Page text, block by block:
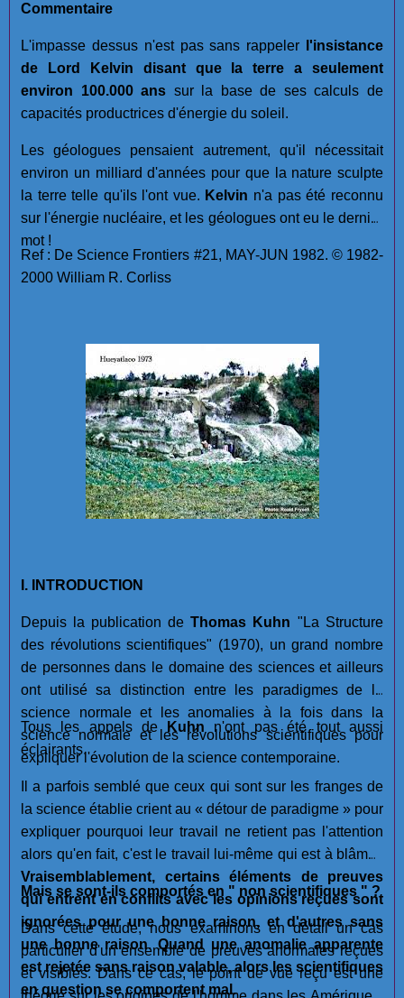
Commentaire
L'impasse dessus n'est pas sans rappeler
l'insistance
de Lord Kelvin disant que la terre a seulement
environ 100.000 ans sur la base de ses calculs de
capacités productrices d'énergie du soleil.
Les géologues pensaient autrement, qu'il nécessitait
environ un milliard d'années pour que la nature sculpte
la terre telle qu'ils l'ont vue. Kelvin n'a pas été reconnu
sur l'énergie nucléaire, et les géologues ont eu le dernier
mot !
Ref : De Science Frontiers #21, MAY-JUN 1982. © 1982-
2000 William R. Corliss
I. INTRODUCTION
Depuis la publication de Thomas Kuhn "La Structure
des révolutions scientifiques" (1970), un grand nombre
de personnes dans le domaine des sciences et ailleurs
ont utilisé sa distinction entre les paradigmes de la
science normale et les anomalies à la fois dans la
science normale et les révolutions scientifiques pour
expliquer l'évolution de la science contemporaine.
Tous les appels de Kuhn n'ont pas été tout aussi
éclairants.
Il a parfois semblé que ceux qui sont sur les franges de
la science établie crient au « détour de paradigme » pour
expliquer pourquoi leur travail ne retient pas l'attention
alors qu'en fait, c'est le travail lui-même qui est à blâmer.
Vraisemblablement, certains éléments de preuves
qui entrent en conflits avec les opinions reçues sont
ignorées pour une bonne raison, et d'autres sans
une bonne raison.Quand une anomalie apparente
est rejetée sans raison valable, alors les scientifiques
en question se comportent mal.
Mais se sont-ils comportés en " non scientifiques " ?
Dans cette étude, nous examinons en détail un cas
particulier d'un ensemble de preuves anormales reçues
et visibles. Dans ce cas, le point de vue reçu est une